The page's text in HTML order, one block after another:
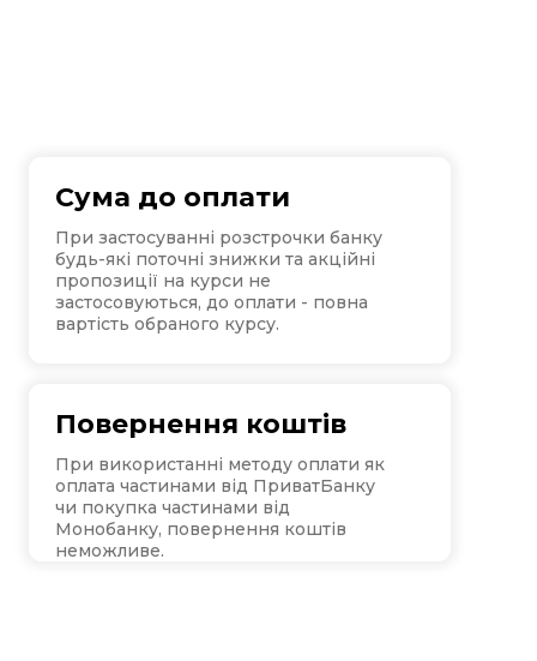
Cума до оплати
Повернення коштів
При застосуванні розстрочки банку
будь-які поточні знижки та акційні
пропозиції на курси не
застосовуються, до оплати - повна
вартість обраного курсу.
При використанні методу оплати як
оплата частинами від ПриватБанку
чи покупка частинами від
Монобанку, повернення коштів
неможливе.